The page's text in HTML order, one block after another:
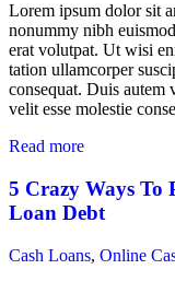
Lorem ipsum dolor sit
nonummy nibh
erat volutpat. Ut wisi
tation ullamcorper
consequat. Duis
velit esse molestie
Read more
5 Crazy Ways To
Loan Debt
Cash Loans, Online